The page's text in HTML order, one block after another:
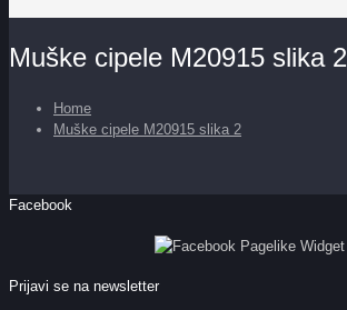
Muške cipele M20915 slika 2
Home
Muške cipele M20915 slika 2
Facebook
Prijavi se na newsletter